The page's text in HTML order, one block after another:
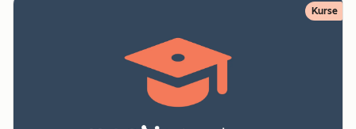
Kurse